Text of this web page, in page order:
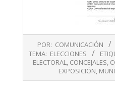
04-
POR: COMUNICACIÓN
TEMA: ELECCIONES
ELECTORAL, CONCEJALES,
EXPOSICIÓN,